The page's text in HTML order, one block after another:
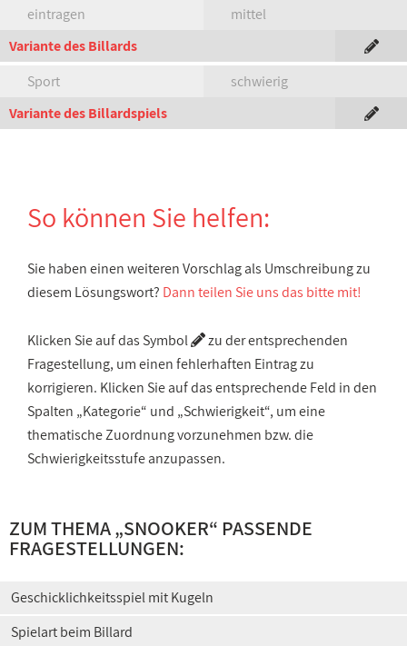
eintragen
mittel
Variante des Billards
Sport
schwierig
Variante des Billardspiels
So können Sie helfen:
Sie haben einen weiteren Vorschlag als Umschreibung zu
diesem Lösungswort? Dann teilen Sie uns das bitte mit!
Klicken Sie auf das Symbol
zu der entsprechenden
Fragestellung, um einen fehlerhaften Eintrag zu
korrigieren. Klicken Sie auf das entsprechende Feld in den
Spalten „Kategorie“ und „Schwierigkeit“, um eine
thematische Zuordnung vorzunehmen bzw. die
Schwierigkeitsstufe anzupassen.
ZUM THEMA „SNOOKER“ PASSENDE
FRAGESTELLUNGEN:
Geschicklichkeitsspiel mit Kugeln
Spielart beim Billard